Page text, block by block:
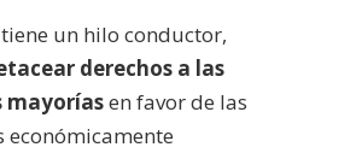
tiene un hilo conductor,
derechos a las
mayoríasen favor de las
económicamente